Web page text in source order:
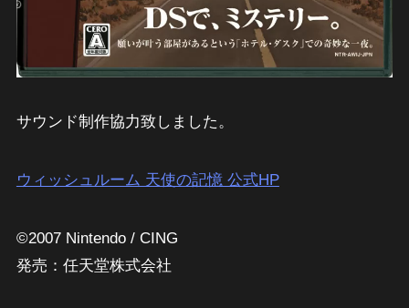
サウンド制作協力致しました。
ウィッシュルーム 天使の記憶 公式HP
©2007 Nintendo / CING
発売：任天堂株式会社